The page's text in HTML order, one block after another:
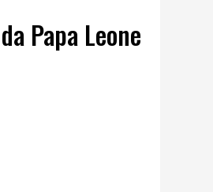
Papa Leone